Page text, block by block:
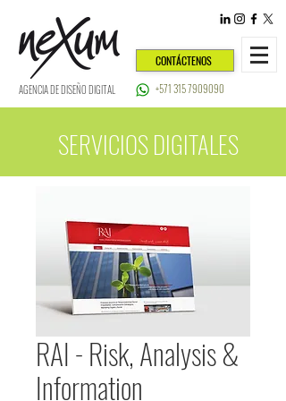
CONTÁCTENOS
AGENCIA DE DISEÑO DIGITAL +571 315 7909090
SERVICIOS DIGITALES
RAI - Risk, Analysis &
Information